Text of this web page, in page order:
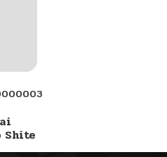
Shite